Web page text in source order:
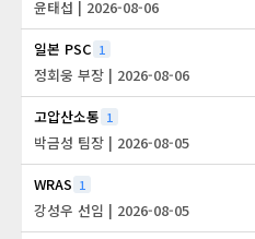
윤태섭 | 2026-08-06
일본 PSC 1
정회웅 부장 | 2026-08-06
고압산소통 1
박금성 팀장 | 2026-08-05
WRAS 1
강성우 선임 | 2026-08-05